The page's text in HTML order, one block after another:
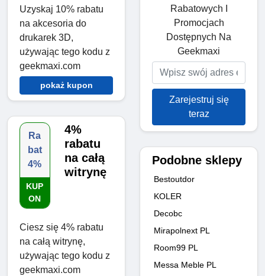
Uzyskaj 10% rabatu
na akcesoria do
drukarek 3D,
używając tego kodu z
geekmaxi.com
pokaż kupon
Ra
bat
4%
KUP
ON
4%
rabatu
na całą
witrynę
Ciesz się 4% rabatu
na całą witrynę,
używając tego kodu z
geekmaxi.com
Rabatowych I
Promocjach
Dostępnych Na
Geekmaxi
Zarejestruj się
teraz
Podobne sklepy
Bestoutdor
KOLER
Decobc
Mirapolnext PL
Room99 PL
Messa Meble PL